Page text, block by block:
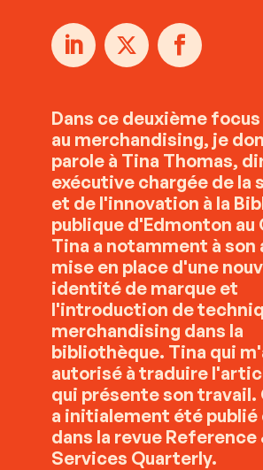
Dans ce deuxième
au merchandising, je
parole à Tina Thomas,
exécutive chargée de la
et de l'innovation à la
publique d'Edmonton au
Tina a notamment à
mise en place d'une
identité de marque et
l'introduction de
merchandising dans la
bibliothèque. Tina qui
autorisé à traduire
qui présente son travail.
a initialement été publié
dans la revue Reference
Services Quarterly.